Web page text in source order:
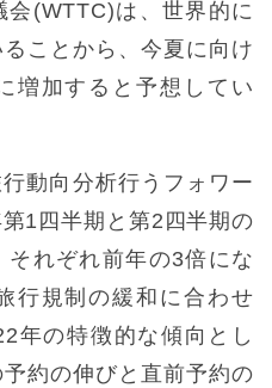
(WTTC)は、世界的に
ことから、今夏に向け
増加すると予想してい
動向分析行うフォワー
1四半期と第2四半期の
れぞれ前年の3倍にな
行規制の緩和に合わせ
年の特徴的な傾向とし
約の伸びと直前予約の